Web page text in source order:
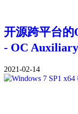
开源跨平台的
- OC Auxiliary
2021-02-14